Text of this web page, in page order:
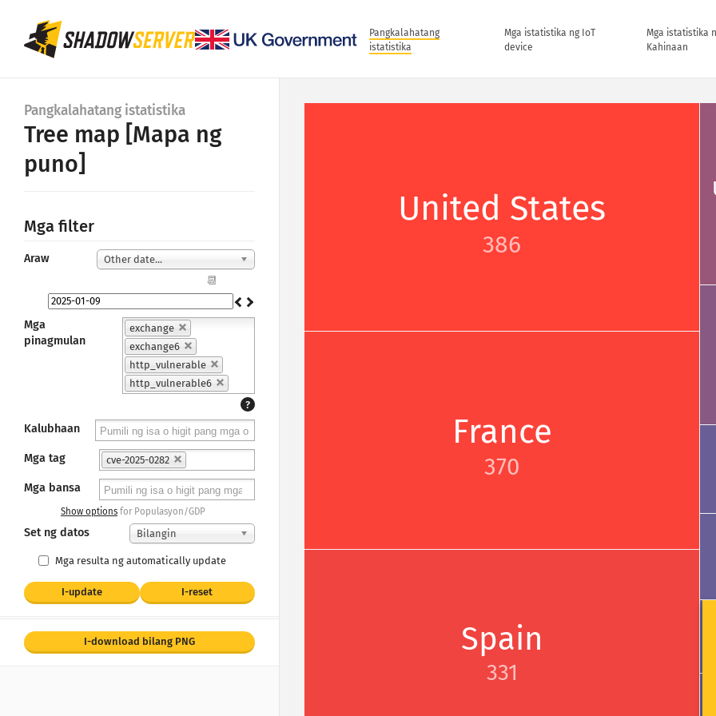
Pangkalahatang
istatistika
Mga istatistika ng IoT
device
Mga istatistika
Kahinaan
Pangkalahatang istatistika
Tree map [Mapa ng
puno]
Mga filter
Araw Other date...
📆
Mga
pinagmulan
exchange
exchange6
http_vulnerable
http_vulnerable6
?
Kalubhaan
Mga tag cve-2025-0282
Mga bansa
Show options for Populasyon/GDP
Set ng datos Bilangin
Mga resulta ng automatically update
I-update I-reset
I-download bilang PNG
United States
386
France
370
Spain
331